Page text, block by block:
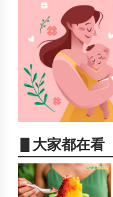
▋大家都在看